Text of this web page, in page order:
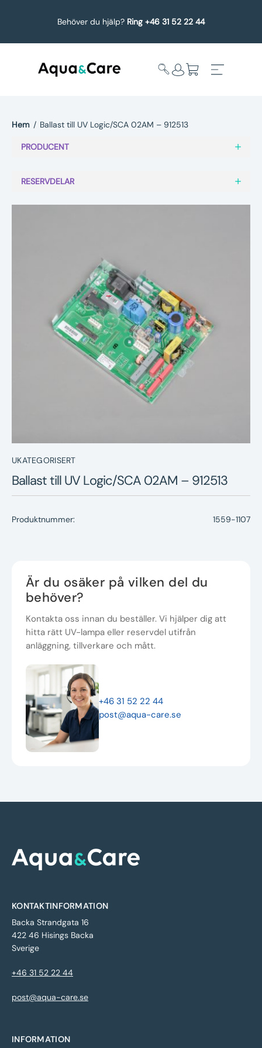
Behöver du hjälp? Ring +46 31 52 22 44
undermeny
Service
Underhållstips
Kontakt
Hem / Ballast till UV Logic/SCA 02AM – 912513
PRODUCENT
RESERVDELAR
UKATEGORISERT
Ballast till UV Logic/SCA 02AM – 912513
Produktnummer: 1559-1107
Är du osäker på vilken del du
behöver?
Kontakta oss innan du beställer. Vi hjälper dig att
hitta rätt UV-lampa eller reservdel utifrån
anläggning, tillverkare och mått.
+46 31 52 22 44
post@aqua-care.se
KONTAKTINFORMATION
Backa Strandgata 16
422 46 Hisings Backa
Sverige
+46 31 52 22 44
post@aqua-care.se
INFORMATION